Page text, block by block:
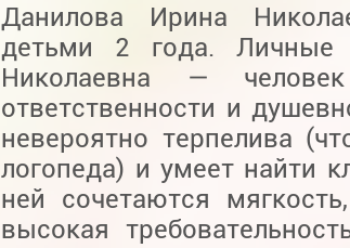
Данилова Ирина
детьми 2 года. Личные
Николаевна —
ответственности и
невероятно терпелива
логопеда) и умеет найти
ней сочетаются
высокая